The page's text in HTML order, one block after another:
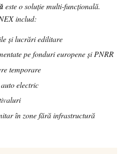
este o soluție multi-funcțională.
includ:
și lucrări edilitare
pe fonduri europene și PNRR
temporare
electric
în zone fără infrastructură